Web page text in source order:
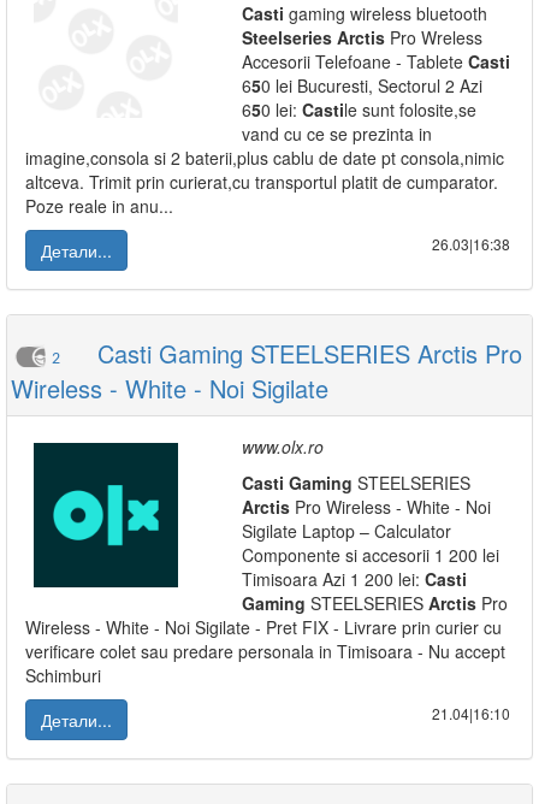
Casti gaming wireless bluetooth
Steelseries Arctis Pro Wreless
Accesorii Telefoane - Tablete Casti
650 lei Bucuresti, Sectorul 2 Azi
650 lei: Castile sunt folosite,se
vand cu ce se prezinta in
imagine,consola si 2 baterii,plus cablu de date pt consola,nimic
altceva. Trimit prin curierat,cu transportul platit de cumparator.
Poze reale in anu...
Детали...
26.03|16:38
2
Casti Gaming STEELSERIES Arctis Pro
Wireless - White - Noi Sigilate
www.olx.ro
Casti Gaming STEELSERIES
Arctis Pro Wireless - White - Noi
Sigilate Laptop – Calculator
Componente si accesorii 1 200 lei
Timisoara Azi 1 200 lei: Casti
Gaming STEELSERIES Arctis Pro
Wireless - White - Noi Sigilate - Pret FIX - Livrare prin curier cu
verificare colet sau predare personala in Timisoara - Nu accept
Schimburi
Детали...
21.04|16:10